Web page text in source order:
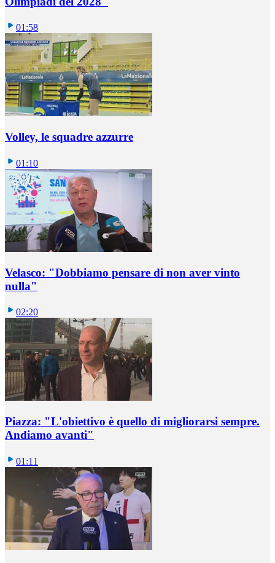
01:58
Volley, le squadre azzurre
01:10
Velasco: "Dobbiamo pensare di non aver vinto
nulla"
02:20
Piazza: "L'obiettivo è quello di migliorarsi sempre.
Andiamo avanti"
01:11